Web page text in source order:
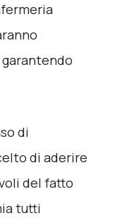
di
di aderire
del fatto
tutti